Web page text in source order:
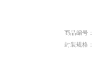
商品编号：
封装规格：